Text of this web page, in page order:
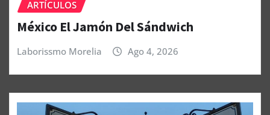
ARTÍCULOS
México El Jamón Del Sándwich
Laborissmo Morelia Ago 4, 2026